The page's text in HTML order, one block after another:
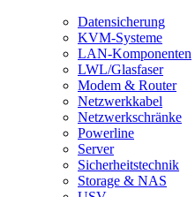
Datensicherung
KVM-Systeme
LAN-Komponenten
LWL/Glasfaser
Modem & Router
Netzwerkkabel
Netzwerkschränke
Powerline
Server
Sicherheitstechnik
Storage & NAS